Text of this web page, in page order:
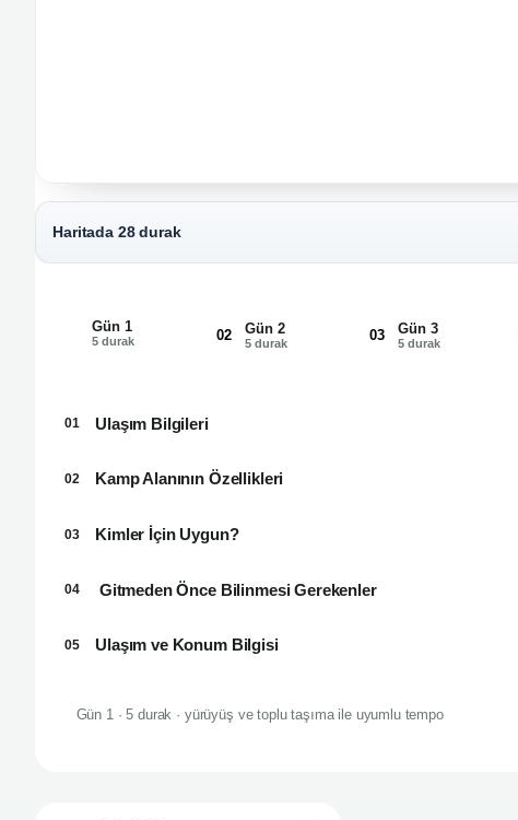
Haritada 28 durak
Gün 1
5 durak 02 Gün 2
5 durak 03 Gün 3
5 durak
01 Ulaşım Bilgileri
02 ️Kamp Alanının Özellikleri
03 Kimler İçin Uygun?
04 ️ Gitmeden Önce Bilinmesi Gerekenler
05 Ulaşım ve Konum Bilgisi
Gün 1 · 5 durak · yürüyüş ve toplu taşıma ile uyumlu tempo